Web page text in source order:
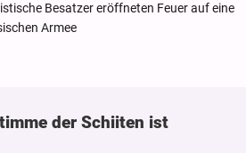
Besatzer eröffneten Feuer auf eine
Armee
der Schiiten ist